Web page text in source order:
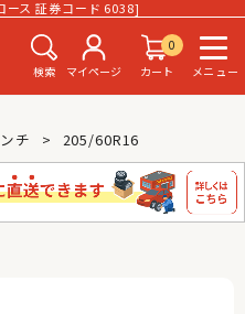
ース 証券コード 6038]
検索 マイページ
0
カート
メニュー
チ 205/60R16